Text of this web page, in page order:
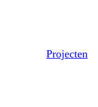
Projecten